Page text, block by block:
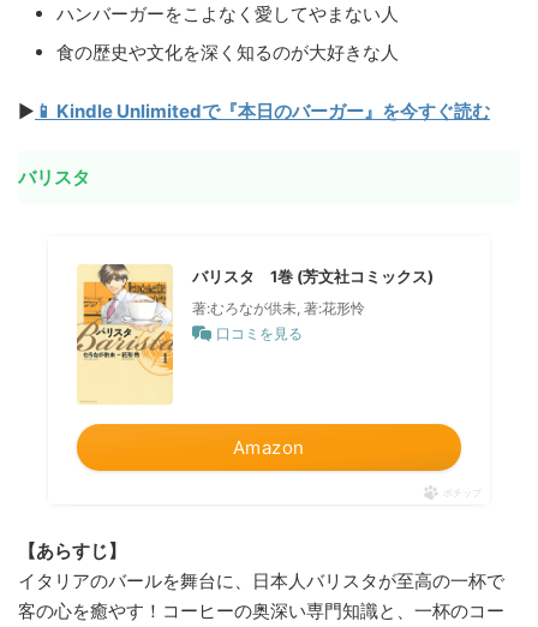
ハンバーガーをこよなく愛してやまない人
食の歴史や文化を深く知るのが大好きな人
▶ 📱 Kindle Unlimitedで『本日のバーガー』を今すぐ読む
バリスタ
バリスタ 1巻 (芳文社コミックス)
著:むろなが供未, 著:花形怜
口コミを見る
Amazon
ポチップ
【あらすじ】
イタリアのバールを舞台に、日本人バリスタが至高の一杯で
客の心を癒やす！コーヒーの奥深い専門知識と、一杯のコー